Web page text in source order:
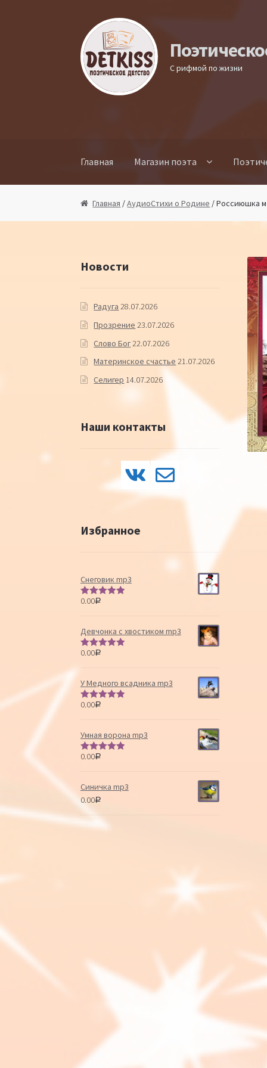
С рифмой по жизни
Главная Магазин поэта
Главная /АудиоСтихи о Родине / Россиюшка
Новости
Радуга 28.07.2026
Прозрение 23.07.2026
Слово Бог22.07.2026
Материнское счастье 21.07.2026
Селигер 14.07.2026
Наши контакты
Избранное
Снеговик mp3
Оценка
0.00Р
Девчонка с хвостиком mp3
Оценка
0.00Р
У Медного всадника mp3
Оценка
0.00Р
Умная ворона mp3
Оценка
0.00Р
Синичка mp3
0.00Р